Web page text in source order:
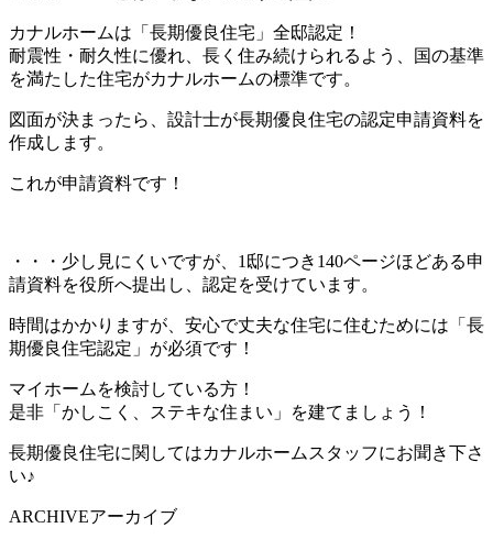
カナルホームは「長期優良住宅」全邸認定！
耐震性・耐久性に優れ、長く住み続けられるよう、国の基準
を満たした住宅がカナルホームの標準です。
図面が決まったら、設計士が長期優良住宅の認定申請資料を
作成します。
これが申請資料です！
・・・少し見にくいですが、1邸につき140ページほどある申
請資料を役所へ提出し、認定を受けています。
時間はかかりますが、安心で丈夫な住宅に住むためには「長
期優良住宅認定」が必須です！
マイホームを検討している方！
是非「かしこく、ステキな住まい」を建てましょう！
長期優良住宅に関してはカナルホームスタッフにお聞き下さ
い♪
ARCHIVEアーカイブ